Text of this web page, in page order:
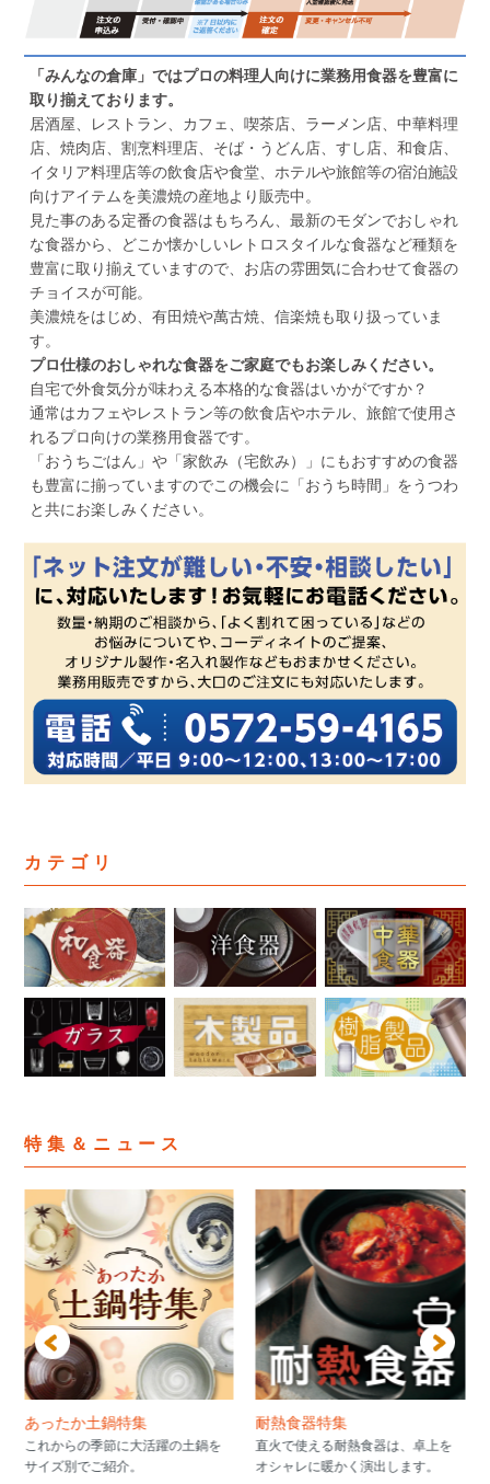
「みんなの倉庫」ではプロの料理人向けに業務用食器を豊富に
取り揃えております。
居酒屋、レストラン、カフェ、喫茶店、ラーメン店、中華料理
店、焼肉店、割烹料理店、そば・うどん店、すし店、和食店、
イタリア料理店等の飲食店や食堂、ホテルや旅館等の宿泊施設
向けアイテムを美濃焼の産地より販売中。
見た事のある定番の食器はもちろん、最新のモダンでおしゃれ
な食器から、どこか懐かしいレトロスタイルな食器など種類を
豊富に取り揃えていますので、お店の雰囲気に合わせて食器の
チョイスが可能。
美濃焼をはじめ、有田焼や萬古焼、信楽焼も取り扱っていま
す。
プロ仕様のおしゃれな食器をご家庭でもお楽しみください。
自宅で外食気分が味わえる本格的な食器はいかがですか？
通常はカフェやレストラン等の飲食店やホテル、旅館で使用さ
れるプロ向けの業務用食器です。
「おうちごはん」や「家飲み（宅飲み）」にもおすすめの食器
も豊富に揃っていますのでこの機会に「おうち時間」をうつわ
と共にお楽しみください。
カテゴリ
特集＆ニュース
あったか土鍋特集
これからの季節に大活躍の土鍋を
サイズ別でご紹介。
耐熱食器特集
直火で使える耐熱食器は、卓上を
オシャレに暖かく演出します。